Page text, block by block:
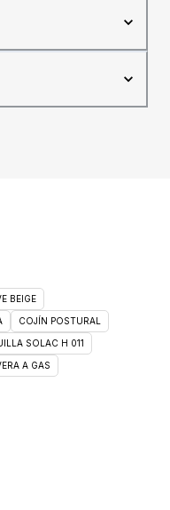
BEIGE
COJÍN POSTURAL
SOLAC H 011
A GAS